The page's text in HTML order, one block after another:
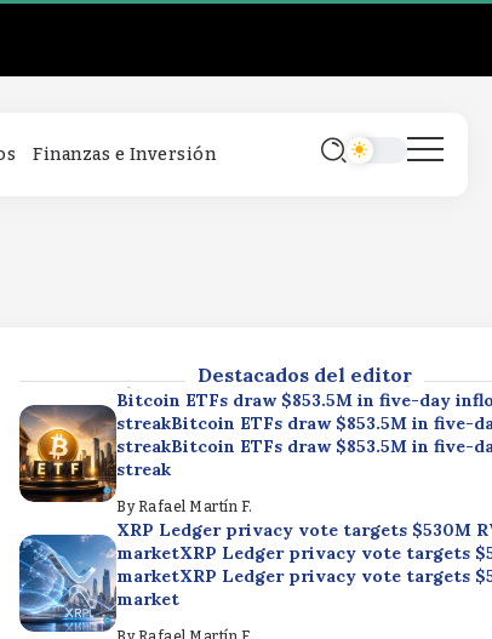
Finanzas e Inversión
Destacados del editor
streak
XRP Ledger privacy vote targets $530M
marketXRP Ledger privacy vote targets
ByRafael Martín F.
Bitcoin ETFs draw $853.5M in five-day
streakBitcoin ETFs draw $853.5M in five-
streakBitcoin ETFs draw $853.5M in five-
streak
By Rafael Martín F.
XRP Ledger privacy vote targets $530M
marketXRP Ledger privacy vote targets
marketXRP Ledger privacy vote targets
market